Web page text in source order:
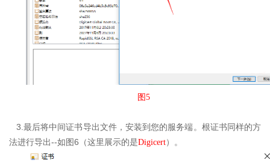
图5
3.最后将中间证书导出文件，安装到您的服务端。根证书同样的方
法进行导出--如图 6 （这里展示的是Digicert）。